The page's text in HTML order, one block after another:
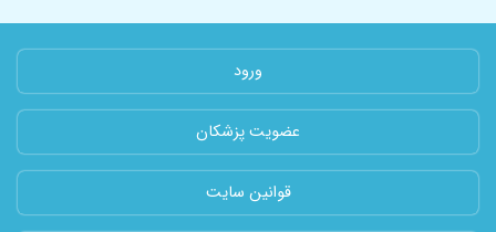
ورود
عضویت پزشکان
قوانین سایت